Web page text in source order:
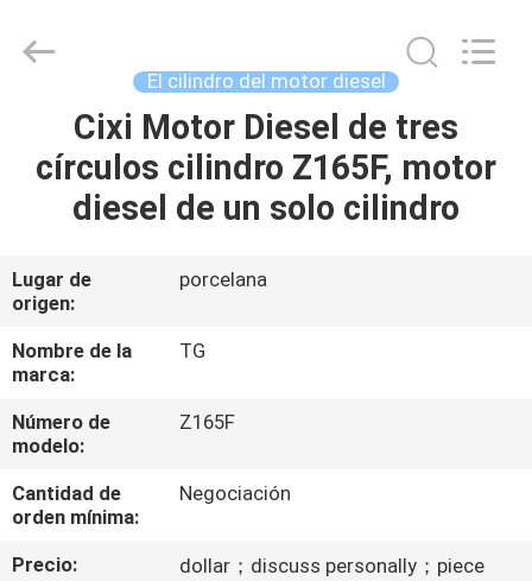
HOGAR
PRODUCTOS
SOBRE
NOSOTROS
VIAJE
DE
LA
FÁBRICA
Cylinder
Block.,Ltd.
El cilindro del motor diesel
Cixi Motor Diesel de tres
círculos cilindro Z165F, motor
diesel de un solo cilindro
Lugar de
origen:
porcelana
Nombre de la
marca:
TG
Número de
modelo:
Z165F
Cantidad de
orden mínima:
Negociación
Precio: dollar；discuss personally；piece